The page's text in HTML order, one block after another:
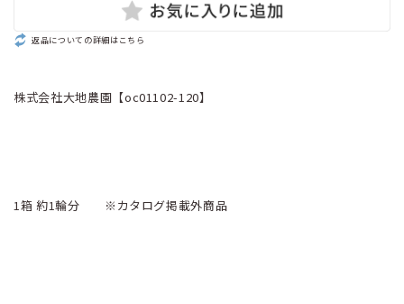
返品についての詳細はこちら
株式会社大地農園【oc01102-120】
1箱 約1輪分 ※カタログ掲載外商品